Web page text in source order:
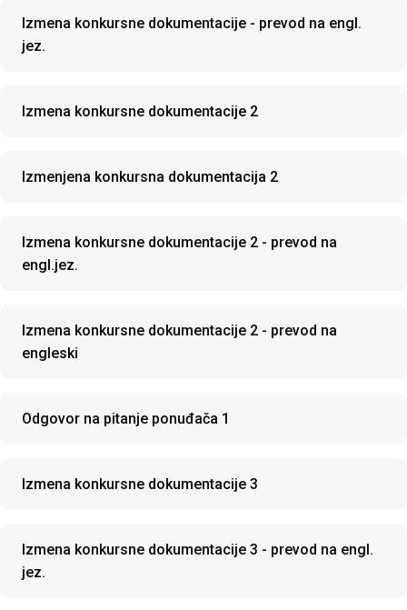
Izmena konkursne dokumentacije - prevod na engl.
jez.
Izmena konkursne dokumentacije 2
Izmenjena konkursna dokumentacija 2
Izmena konkursne dokumentacije 2 - prevod na
engl.jez.
Izmena konkursne dokumentacije 2 - prevod na
engleski
Odgovor na pitanje ponuđača 1
Izmena konkursne dokumentacije 3
Izmena konkursne dokumentacije 3 - prevod na engl.
jez.